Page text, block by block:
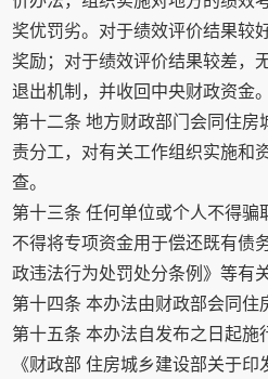
奖优罚劣。对于绩效评价结果较
奖励；对于绩效评价结果较差，
退出机制，并收回中央财政资金。
第十二条 地方财政部门会同住房
责分工，对有关工作组织实施和
查。
第十三条 任何单位或个人不得骗
不得将专项资金用于偿还既有债
政违法行为处罚处分条例》等有
第十四条 本办法由财政部会同住
第十五条 本办法自发布之日起施
《财政部 住房城乡建设部关于印